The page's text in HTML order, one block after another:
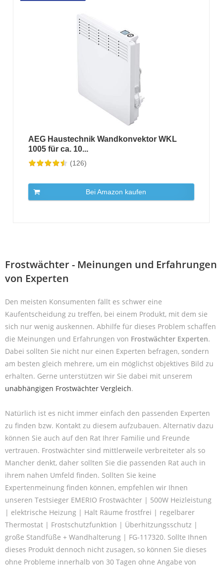
AEG Haustechnik Wandkonvektor WKL
1005 für ca. 10...
(126)
Bei Amazon kaufen
Frostwächter - Meinungen und Erfahrungen
von Experten
Den meisten Konsumenten fällt es schwer eine
Kaufentscheidung zu treffen, bei einem Produkt, mit dem sie
sich nur wenig auskennen. Abhilfe für dieses Problem schaffen
die Meinungen und Erfahrungen von Frostwächter Experten.
Dabei sollten Sie nicht nur einen Experten befragen, sondern
am besten gleich mehrere, um ein möglichst objektives Bild zu
erhalten. Gerne unterstützen wir Sie dabei mit unserem
unabhängigen Frostwächter Vergleich.
Natürlich ist es nicht immer einfach den passenden Experten
zu finden bzw. Kontakt zu diesem aufzubauen. Alternativ dazu
können Sie auch auf den Rat Ihrer Familie und Freunde
vertrauen. Frostwächter sind mittlerweile verbreiteter als so
Mancher denkt, daher sollten Sie die passenden Rat auch in
ihrem nahen Umfeld finden. Sollten Sie keine
Expertenmeinung finden können, empfehlen wir Ihnen
unseren Testsieger EMERIO Frostwächter | 500W Heizleistung
| elektrische Heizung | Halt Räume frostfrei | regelbarer
Thermostat | Frostschutzfunktion | Überhitzungsschutz |
große Standfüße + Wandhalterung | FG-117320. Sollte Ihnen
dieses Produkt dennoch nicht zusagen, so können Sie dieses
ohne Probleme innerhalb von 30 Tagen ohne Angabe von